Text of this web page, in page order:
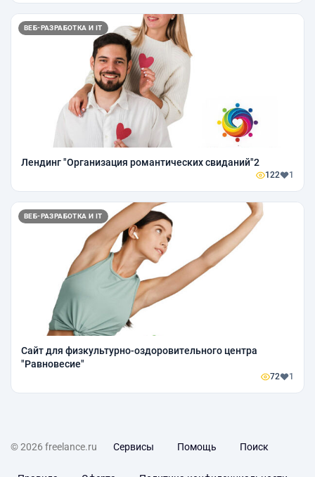
ВЕБ-РАЗРАБОТКА И IT
Лендинг "Организация романтических свиданий"2
122 1
ВЕБ-РАЗРАБОТКА И IT
Сайт для физкультурно-оздоровительного центра
"Равновесие"
72 1
© 2026 freelance.ru Сервисы Помощь Поиск